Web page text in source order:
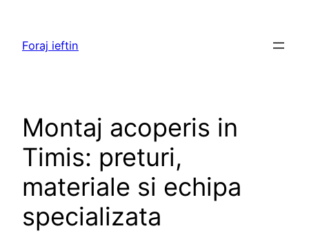
content
Foraj ieftin
Montaj acoperis in
Timis: preturi,
materiale si echipa
specializata